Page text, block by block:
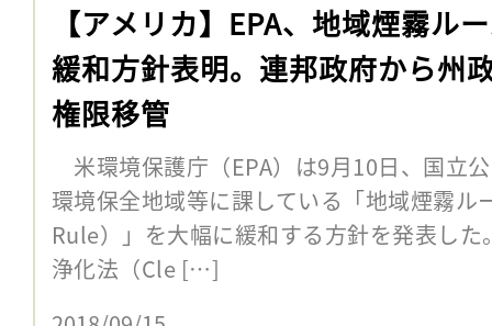
【アメリカ】EPA、地域煙霧ル
緩和方針表明。連邦政府から州
権限移管
米環境保護庁（EPA）は9月10日、国立
環境保全地域等に課している「地域煙霧
Rule）」を大幅に緩和する方針を発表し
浄化法（Cle […]